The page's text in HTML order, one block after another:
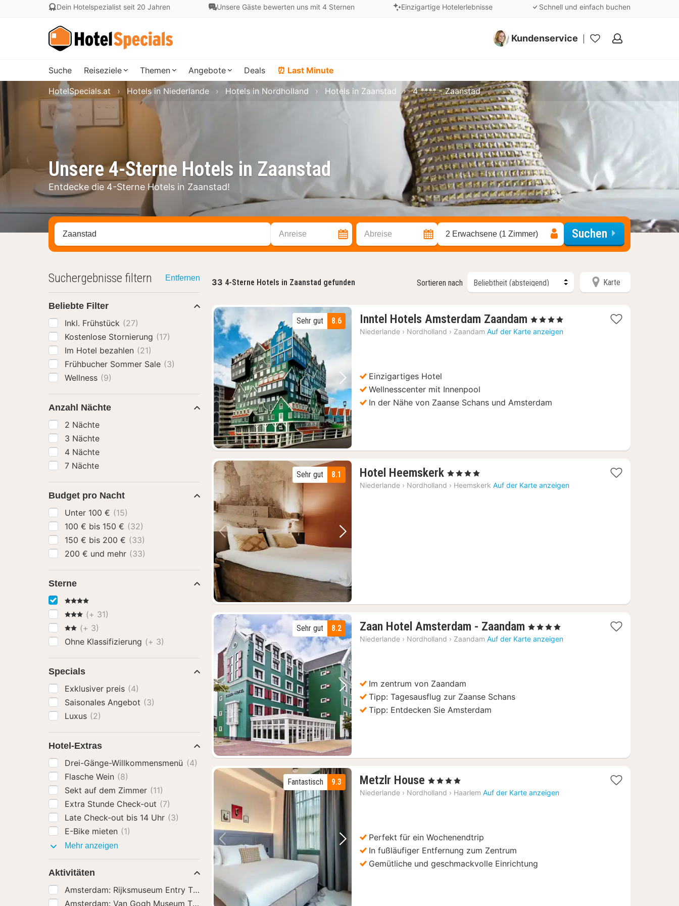
Dein Hotelspezialist seit 20 Jahren Unsere Gäste bewerten uns mit 4 Sternen Einzigartige Hotelerlebnisse Schnell und einfach buchen
Kundenservice
Meine
Suche Reiseziele Themen Angebote Deals ⏰ Last Minute
Unsere 4-Sterne Hotels in Zaanstad
Entdecke die 4-Sterne Hotels in Zaanstad!
HotelSpecials.at Hotels in Niederlande Hotels in Nordholland Hotels in Zaanstad 4 **** - Zaanstad
Stadt, Region oder Hotel suchen Anreise Abreise 2 Erwachsene (1 Zimmer) Suchen
33 4-Sterne Hotels in Zaanstad gefunden Sortieren nach Karte
Vorheriges Bild Nächstes Bild
8.6
Sehr gut Inntel Hotels Amsterdam Zaandam 1
Nacht
, 4 Sterne
Niederlande › Nordholland › Zaandam Auf der Karte anzeigen
Einzigartiges Hotel
Wellnesscenter mit Innenpool
In der Nähe von Zaanse Schans und Amsterdam
Vorheriges Bild Nächstes Bild
8.1
Sehr gut Hotel Heemskerk 1
Nacht
, 4 Sterne
Niederlande › Nordholland › Heemskerk Auf der Karte anzeigen
Vorheriges Bild Nächstes Bild
8.2
Sehr gut Zaan Hotel Amsterdam - Zaandam 1
Nacht
, 4 Sterne
Niederlande › Nordholland › Zaandam Auf der Karte anzeigen
Im zentrum von Zaandam
Tipp: Tagesausflug zur Zaanse Schans
Tipp: Entdecken Sie Amsterdam
Vorheriges Bild Nächstes Bild
9.3
Fantastisch Metzlr House 2
Nächte
, 4 Sterne
Niederlande › Nordholland › Haarlem Auf der Karte anzeigen
Perfekt für ein Wochenendtrip
In fußläufiger Entfernung zum Zentrum
Gemütliche und geschmackvolle Einrichtung
Suchergebnisse filtern Entfernen
Beliebte Filter
Inkl. Frühstück (27)
Kostenlose Stornierung (17)
Im Hotel bezahlen (21)
Frühbucher Sommer Sale (3)
Wellness (9)
Anzahl Nächte
2 Nächte
3 Nächte
4 Nächte
7 Nächte
Budget pro Nacht
Unter 100 € (15)
100 € bis 150 € (32)
150 € bis 200 € (33)
200 € und mehr (33)
Sterne
4 Sterne
3 Sterne(+ 31)
2 Sterne
(+ 3)
Ohne Klassifizierung (+ 3)
Specials
Exklusiver preis (4)
Saisonales Angebot (3)
Luxus (2)
Hotel-Extras
Drei-Gänge-Willkommensmenü (4)
Flasche Wein (8)
Sekt auf dem Zimmer (11)
Extra Stunde Check-out (7)
Late Check-out bis 14 Uhr (3)
E-Bike mieten (1)
Mehr anzeigen
Aktivitäten
Amsterdam: Rijksmuseum Entry Ticket
Amsterdam: Van Gogh Museum Ticket (16)